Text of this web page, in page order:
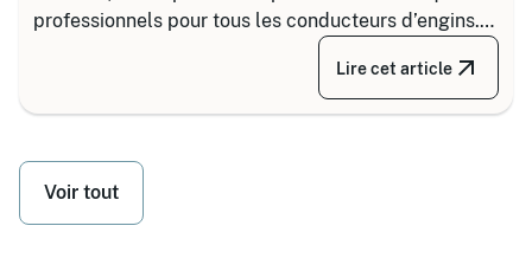
professionnels pour tous les conducteurs d’engins.
Depuis la réforme de 2020, il s’articule autour de 8
grandes familles d’équipements, divisées selon
Lire cet article
Voir tout